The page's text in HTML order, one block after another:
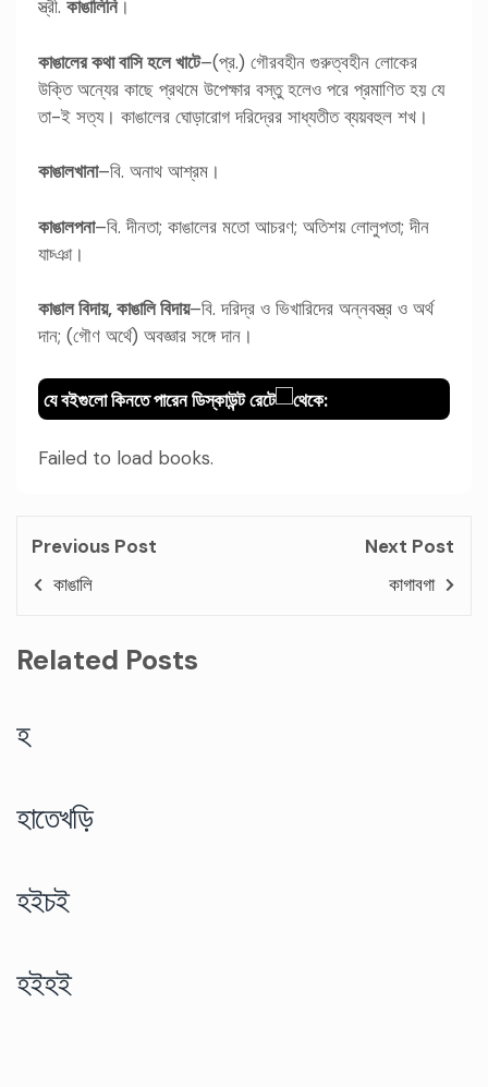
স্ত্রী. কাঙালিনি।
কাঙালের কথা বাসি হলে খাটে–(প্র.) গৌরবহীন গুরুত্বহীন লোকের
উক্তি অন্যের কাছে প্রথমে উপেক্ষার বস্তু হলেও পরে প্রমাণিত হয় যে
তা-ই সত্য। কাঙালের ঘোড়ারোগ দরিদ্রের সাধ্যতীত ব্যয়বহুল শখ।
কাঙালখানা–বি. অনাথ আশ্রম।
কাঙালপনা–বি. দীনতা; কাঙালের মতো আচরণ; অতিশয় লোলুপতা; দীন
যাচ্ঞা।
কাঙাল বিদায়, কাঙালি বিদায়–বি. দরিদ্র ও ভিখারিদের অন্নবস্ত্র ও অর্থ
দান; (গৌণ অর্থে) অবজ্ঞার সঙ্গে দান।
যে বইগুলো কিনতে পারেন ডিস্কাউন্ট রেটে থেকে:
Failed to load books.
Previous Post
কাঙালি
Next Post
কাগাবগা
Related Posts
হ
হাতেখড়ি
হইচই
হইহই